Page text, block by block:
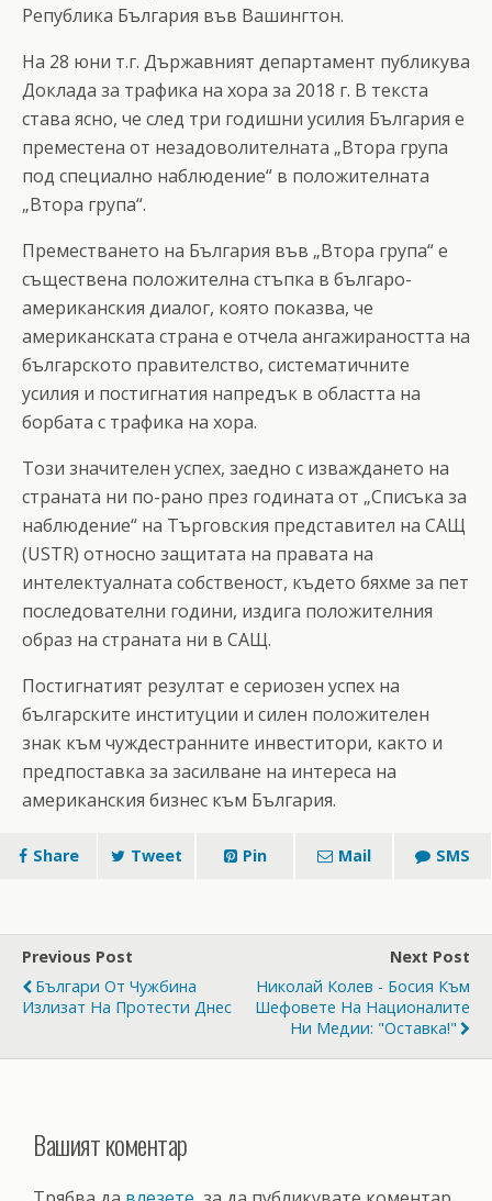
Република България във Вашингтон.
На 28 юни т.г. Държавният департамент публикува
Доклада за трафика на хора за 2018 г. В текста
става ясно, че след три годишни усилия България е
преместена от незадоволителната „Втора група
под специално наблюдение“ в положителната
„Втора група“.
Преместването на България във „Втора група“ е
съществена положителна стъпка в българо-
американския диалог, която показва, че
американската страна е отчела ангажираността на
българското правителство, систематичните
усилия и постигнатия напредък в областта на
борбата с трафика на хора.
Този значителен успех, заедно с изваждането на
страната ни по-рано през годината от „Списъка за
наблюдение“ на Търговския представител на САЩ
(USTR) относно защитата на правата на
интелектуалната собственост, където бяхме за пет
последователни години, издига положителния
образ на страната ни в САЩ.
Постигнатият резултат е сериозен успех на
българските институции и силен положителен
знак към чуждестранните инвеститори, както и
предпоставка за засилване на интереса на
американския бизнес към България.
Share Tweet Pin Mail SMS
Previous Post
Българи От Чужбина
Излизат На Протести Днес
Next Post
Николай Колев - Босия Към
Шефовете На Националите
Ни Медии: "Оставка!"
Вашият коментар